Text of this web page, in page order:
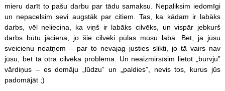
mieru darīt to pašu darbu par tādu samaksu. Nepaliksim iedomīgi
un nepacelsim sevi augstāk par citiem. Tas, ka kādam ir labāks
darbs, vēl neliecina, ka viņš ir labāks cilvēks, un vispār jebkurš
darbs būtu jāciena, jo šie cilvēki pūlas mūsu labā. Bet, ja jūsu
sveicienu neatņem – par to nevajag justies slikti, jo tā vairs nav
jūsu, bet tā otra cilvēka problēma. Un neaizmirsīsim lietot „burvju”
vārdiņus – es domāju „lūdzu” un „paldies”, nevis tos, kurus jūs
padomājāt ;)